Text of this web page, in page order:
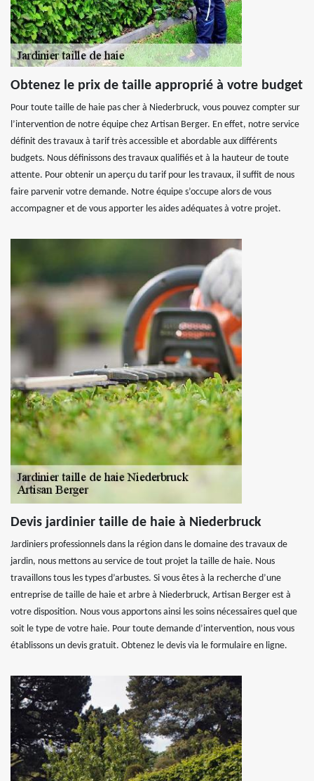
Obtenez le prix de taille approprié à votre budget
Pour toute taille de haie pas cher à Niederbruck, vous pouvez compter sur
l’intervention de notre équipe chez Artisan Berger. En effet, notre service
définit des travaux à tarif très accessible et abordable aux différents
budgets. Nous définissons des travaux qualifiés et à la hauteur de toute
attente. Pour obtenir un aperçu du tarif pour les travaux, il suffit de nous
faire parvenir votre demande. Notre équipe s’occupe alors de vous
accompagner et de vous apporter les aides adéquates à votre projet.
Devis jardinier taille de haie à Niederbruck
Jardiniers professionnels dans la région dans le domaine des travaux de
jardin, nous mettons au service de tout projet la taille de haie. Nous
travaillons tous les types d’arbustes. Si vous êtes à la recherche d’une
entreprise de taille de haie et arbre à Niederbruck, Artisan Berger est à
votre disposition. Nous vous apportons ainsi les soins nécessaires quel que
soit le type de votre haie. Pour toute demande d’intervention, nous vous
établissons un devis gratuit. Obtenez le devis via le formulaire en ligne.